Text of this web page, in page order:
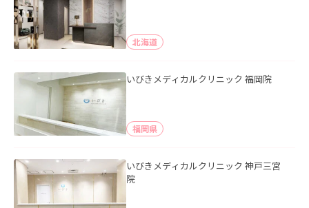
北海道
いびきメディカルクリニック 福岡院
福岡県
いびきメディカルクリニック 神戸三宮
院